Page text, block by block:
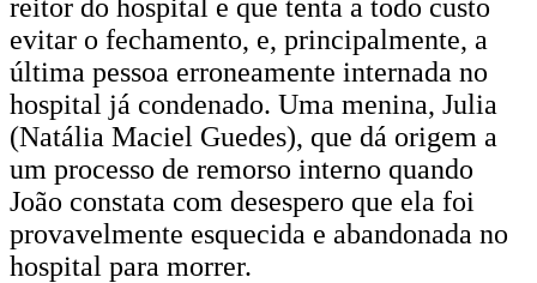
reitor do hospital e que tenta a todo custo
evitar o fechamento, e, principalmente, a
última pessoa erroneamente internada no
hospital já condenado. Uma menina, Julia
(Natália Maciel Guedes), que dá origem a
um processo de remorso interno quando
João constata com desespero que ela foi
provavelmente esquecida e abandonada no
hospital para morrer.